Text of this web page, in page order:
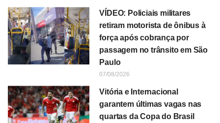
VÍDEO: Policiais militares
retiram motorista de ônibus à
força após cobrança por
passagem no trânsito em São
Paulo
07/08/2026
Vitória e Internacional
garantem últimas vagas nas
quartas da Copa do Brasil